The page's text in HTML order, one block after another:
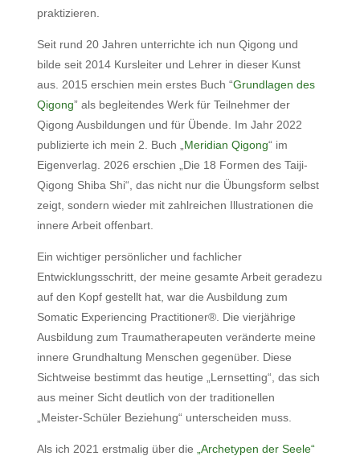
praktizieren.
Seit rund 20 Jahren unterrichte ich nun Qigong und
bilde seit 2014 Kursleiter und Lehrer in dieser Kunst
aus. 2015 erschien mein erstes Buch “Grundlagen des
Qigong” als begleitendes Werk für Teilnehmer der
Qigong Ausbildungen und für Übende. Im Jahr 2022
publizierte ich mein 2. Buch „ Meridian Qigong“ im
Eigenverlag. 2026 erschien „Die 18 Formen des Taiji-
Qigong Shiba Shi“, das nicht nur die Übungsform selbst
zeigt, sondern wieder mit zahlreichen Illustrationen die
innere Arbeit offenbart.
Ein wichtiger persönlicher und fachlicher
Entwicklungsschritt, der meine gesamte Arbeit geradezu
auf den Kopf gestellt hat, war die Ausbildung zum
Somatic Experiencing Practitioner®️. Die vierjährige
Ausbildung zum Traumatherapeuten veränderte meine
innere Grundhaltung Menschen gegenüber. Diese
Sichtweise bestimmt das heutige „Lernsetting“, das sich
aus meiner Sicht deutlich von der traditionellen
„Meister-Schüler Beziehung“ unterscheiden muss.
Als ich 2021 erstmalig über die
„Archetypen der Seele“